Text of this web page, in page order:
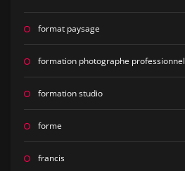
format paysage
formation photographe professionnel
formation studio
forme
francis